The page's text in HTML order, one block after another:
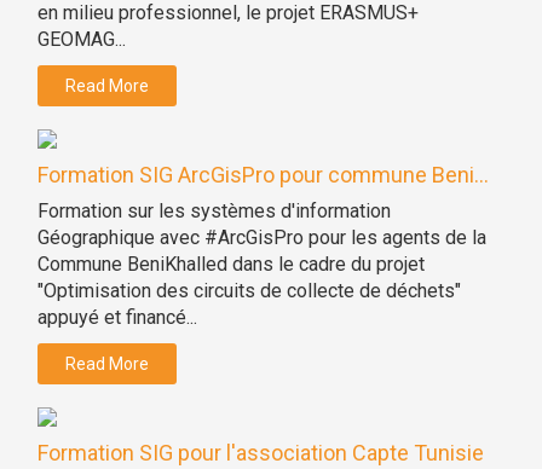
en milieu professionnel, le projet ERASMUS+
GEOMAG...
Read More
Formation SIG ArcGisPro pour commune Beni...
Formation sur les systèmes d'information
Géographique avec #ArcGisPro pour les agents de la
Commune BeniKhalled dans le cadre du projet
"Optimisation des circuits de collecte de déchets"
appuyé et financé...
Read More
Formation SIG pour l'association Capte Tunisie